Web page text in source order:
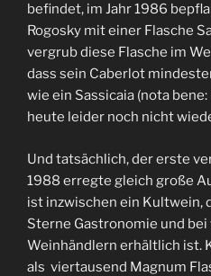
befindet, im Jahr 1986
Rogosky mit einer Flasche
vergrub diese Flasche im
dass sein Caberlot
wie ein Sassicaia (nota
heute leider noch nicht
Und tatsächlich, der erste
1988 erregte gleich große
ist inzwischen ein Kultwein,
Sterne Gastronomie und
Weinhändlern erhältlich ist.
als viertausend Magnum